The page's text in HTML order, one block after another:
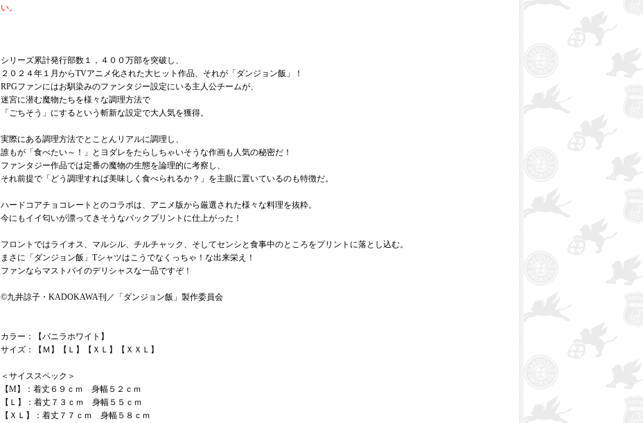
い。
シリーズ累計発行部数１，４００万部を突破し、
２０２４年１月からTVアニメ化された大ヒット作品、それが「ダンジョン飯」！
RPGファンにはお馴染みのファンタジー設定にいる主人公チームが、
迷宮に潜む魔物たちを様々な調理方法で
「ごちそう」にするという斬新な設定で大人気を獲得。
実際にある調理方法でとことんリアルに調理し、
誰もが「食べたい～！」とヨダレをたらしちゃいそうな作画も人気の秘密だ！
ファンタジー作品では定番の魔物の生態を論理的に考察し、
それ前提で「どう調理すれば美味しく食べられるか？」を主眼に置いているのも特徴だ。
ハードコアチョコレートとのコラボは、アニメ版から厳選された様々な料理を抜粋。
今にもイイ匂いが漂ってきそうなバックプリントに仕上がった！
フロントではライオス、マルシル、チルチャック、そしてセンシと食事中のところをプリントに落とし込む。
まさに「ダンジョン飯」Tシャツはこうでなくっちゃ！な出来栄え！
ファンならマストバイのデリシャスな一品ですぞ！
©九井諒子・KADOKAWA刊／「ダンジョン飯」製作委員会
カラー：【バニラホワイト】
サイズ：【Ｍ】【Ｌ】【ＸＬ】【ＸＸＬ】
＜サイススペック＞
【M】：着丈６９ｃｍ 身幅５２ｃｍ
【Ｌ】：着丈７３ｃｍ 身幅５５ｃｍ
【ＸＬ】：着丈７７ｃｍ 身幅５８ｃｍ